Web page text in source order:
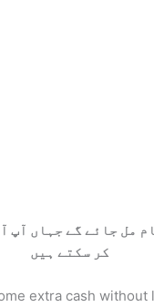
مل جائے گے جہاں آپ
کر سکتے ہیں
extra cash